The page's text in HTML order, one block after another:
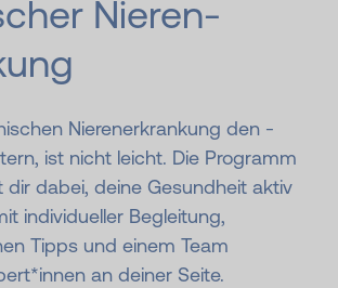
Nieren­
Nierenerkrankung den
ist nicht leicht. Die Programm
dir dabei, deine Gesundheit aktiv
individueller Begleitung,
Tipps und einem Team
an deiner Seite.